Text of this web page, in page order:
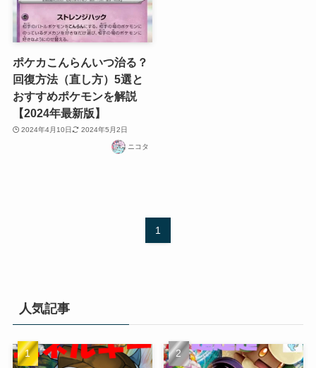
ポケカこんらんいつ治る？
回復方法（直し方）5選と
おすすめポケモンを解説
【2024年最新版】
2024年4月10日 2024年5月2日
ニコタ
1
人気記事